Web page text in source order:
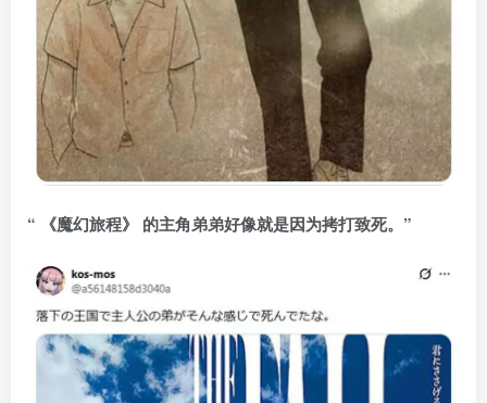
“ 《魔幻旅程》 的主角弟弟好像就是因为拷打致死。”